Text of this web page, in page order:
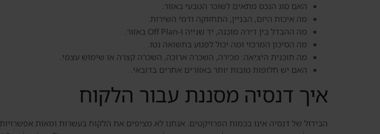
האם סוג הנכס מתאים לשוכר הטבעי באזור.
מה איכות היזם, הבניין, התחזוקה ודמי השירות.
מה ההבדל בין דירה מוכנה, יד שנייה ו-Off Plan באזור.
מה הסיכון המרכזי ומה יכול לפגוע בתשואה נטו.
מה תוכנית היציאה: מכירה, השכרה ארוכה, השכרה קצרה או שימוש עצמי.
האם יש חלופות טובות יותר באזורים אחרים בדובאי.
איך דנסיה מסננת עבור הלקוח
הבידול של דנסיה אינו בכמות הפרויקטים. אנחנו לא מציפים את הלקוח בעשרות ומאות